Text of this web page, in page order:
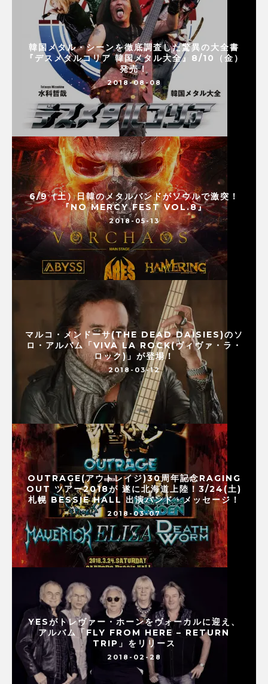
韓国メタル・シーンを徹底調査した驚異の大全書
『デスメタルコリア 韓国メタル大全』8/10（金）
発売！
2018-08-08
6/9（土）日韓のメタルバンドがソウルで激突！
『NO MERCY FEST VOL.8』
2018-05-13
マルコ・メンドーサ(THE DEAD DAISIES)のソ
ロ・アルバム「VIVA LA ROCK(ヴィヴァ・ラ・
ロック)」が登場！
2018-03-12
OUTRAGE(アウトレイジ)30周年記念RAGING
OUT ツアー2018が 遂に北海道上陸！3/24(土)
札幌 BESSIE HALL 出演バンド・メッセージ！
2018-03-07
YESがトレヴァー・ホーンをヴォーカルに迎え、
アルバム「FLY FROM HERE – RETURN
TRIP」をリリース
2018-02-28